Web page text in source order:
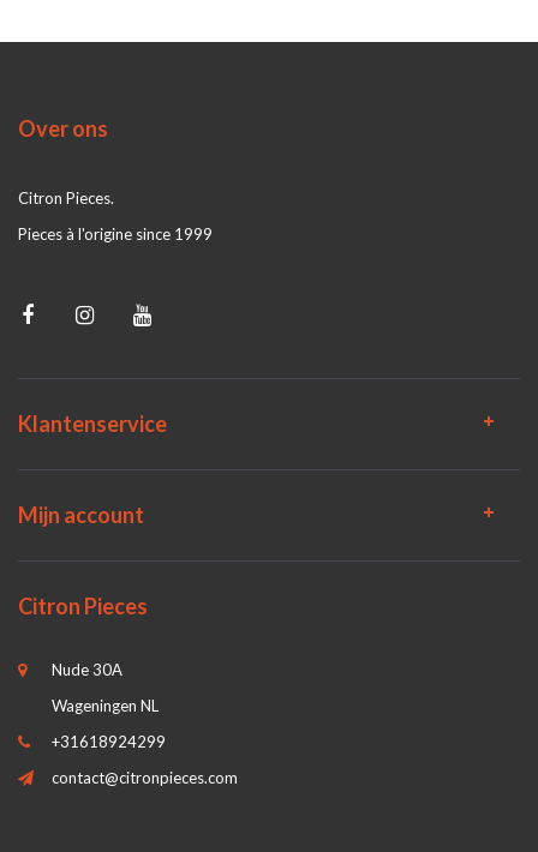
Over ons
Citron Pieces.
Pieces à l'origine since 1999
Klantenservice
Mijn account
Citron Pieces
Nude 30A
Wageningen NL
+31618924299
contact@citronpieces.com